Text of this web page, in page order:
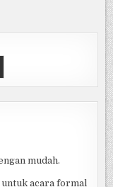
mudah.
acara formal